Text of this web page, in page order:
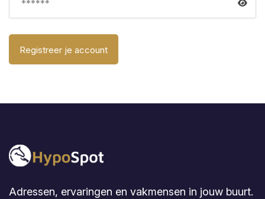
Adressen, ervaringen en vakmensen in jouw buurt.